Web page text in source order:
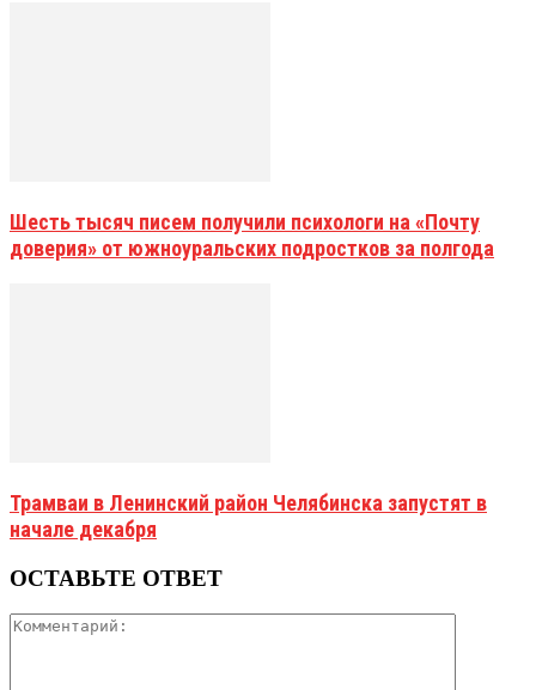
Шесть тысяч писем получили психологи на «Почту
доверия» от южноуральских подростков за полгода
Трамваи в Ленинский район Челябинска запустят в
начале декабря
ОСТАВЬТЕ ОТВЕТ